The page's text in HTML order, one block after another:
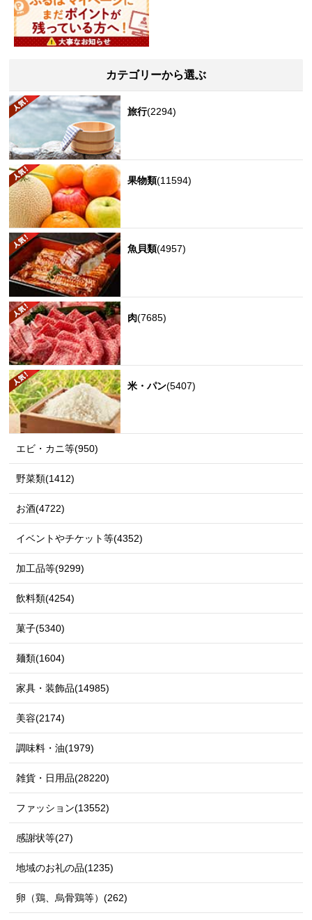
カテゴリーから選ぶ
旅行(2294)
果物類(11594)
魚貝類(4957)
肉(7685)
米・パン(5407)
エビ・カニ等(950)
野菜類(1412)
お酒(4722)
イベントやチケット等(4352)
加工品等(9299)
飲料類(4254)
菓子(5340)
麺類(1604)
家具・装飾品(14985)
美容(2174)
調味料・油(1979)
雑貨・日用品(28220)
ファッション(13552)
感謝状等(27)
地域のお礼の品(1235)
卵（鶏、烏骨鶏等）(262)